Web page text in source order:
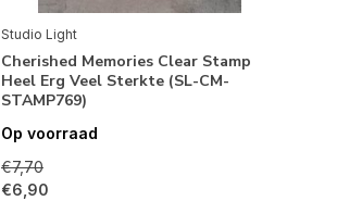
Studio Light
Cherished Memories Clear Stamp
Heel Erg Veel Sterkte (SL-CM-
STAMP769)
Op voorraad
€7,70
€6,90